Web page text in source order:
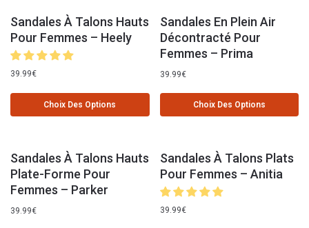
Sandales À Talons Hauts
Pour Femmes – Heely
39.99€
Choix Des Options
Sandales En Plein Air
Décontracté Pour
Femmes – Prima
39.99€
Choix Des Options
Sandales À Talons Hauts
Plate-Forme Pour
Femmes – Parker
39.99€
Sandales À Talons Plats
Pour Femmes – Anitia
39.99€